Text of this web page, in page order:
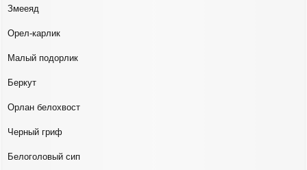
Змееяд
Орел-карлик
Малый подорлик
Беркут
Орлан белохвост
Черный гриф
Белоголовый сип